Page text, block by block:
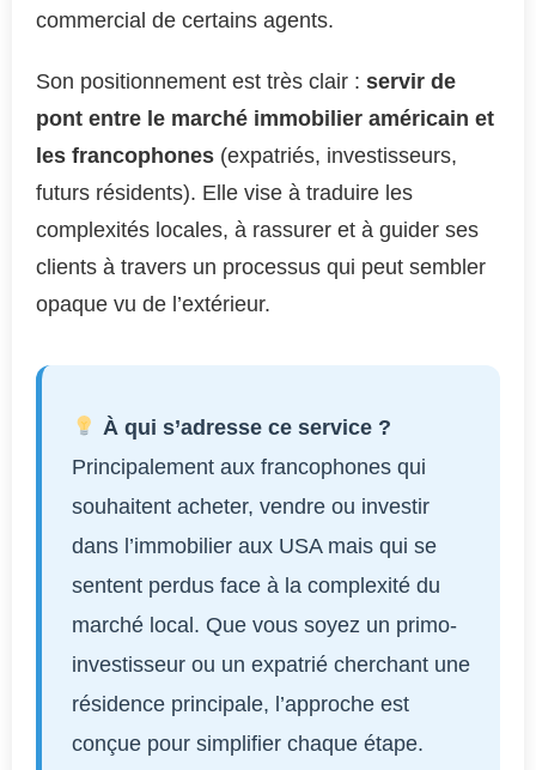
commercial de certains agents.
Son positionnement est très clair : servir de
pont entre le marché immobilier américain et
les francophones (expatriés, investisseurs,
futurs résidents). Elle vise à traduire les
complexités locales, à rassurer et à guider ses
clients à travers un processus qui peut sembler
opaque vu de l’extérieur.
À qui s’adresse ce service ?
Principalement aux francophones qui
souhaitent acheter, vendre ou investir
dans l’immobilier aux USA mais qui se
sentent perdus face à la complexité du
marché local. Que vous soyez un primo-
investisseur ou un expatrié cherchant une
résidence principale, l’approche est
conçue pour simplifier chaque étape.